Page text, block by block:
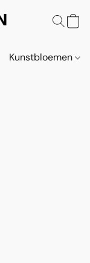
Kunstbloemen